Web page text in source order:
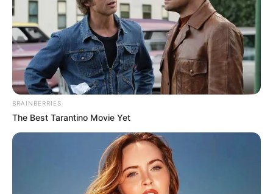
Η omertà της Covid
Ο Υπόγειος Πόλεμος είναι
γεγονός.. Το κυνήγι είναι σε
εξέλιξη
Email address:
BRAINBERRIES
The Best Tarantino Movie Yet